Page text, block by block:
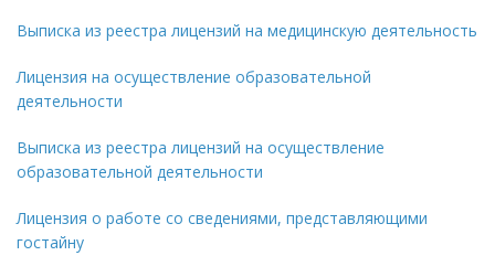
Выписка из реестра лицензий на медицинскую деятельность
Лицензия на осуществление образовательной
деятельности
Выписка из реестра лицензий на осуществление
образовательной деятельности
Лицензия о работе со сведениями, представляющими
гостайну